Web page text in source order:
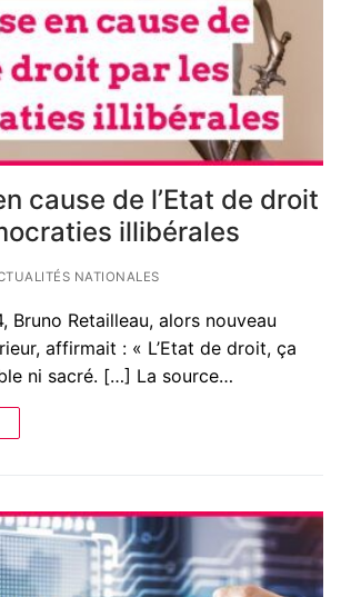
cause de l’Etat de droit
illibérales
NATIONALES
Bruno Retailleau, alors nouveau
affirmait : « L’Etat de droit, ça
ni sacré. […] La source…